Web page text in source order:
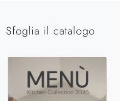
Sfoglia il catalogo